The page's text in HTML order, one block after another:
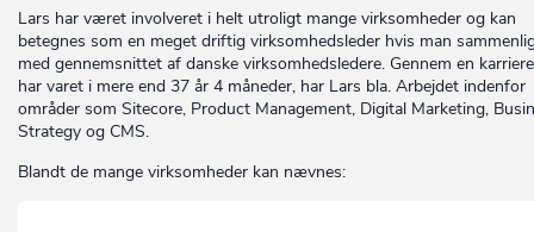
Lars har været involveret i helt utroligt mange virksomheder og kan
betegnes som en meget driftig virksomhedsleder hvis man
med gennemsnittet af danske virksomhedsledere. Gennem en
har varet i mere end 37 år 4 måneder, har Lars bla. Arbejdet indenfor
områder som Sitecore, Product Management, Digital Marketing,
Strategy og CMS.
Blandt de mange virksomheder kan nævnes: